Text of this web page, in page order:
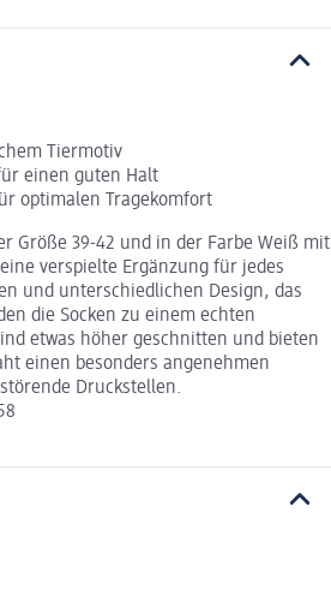
Tiermotiv
einen guten Halt
optimalen Tragekomfort
Größe 39-42 und in der Farbe Weiß mit
verspielte Ergänzung für jedes
und unterschiedlichen Design, das
die Socken zu einem echten
etwas höher geschnitten und bieten
einen besonders angenehmen
Druckstellen.